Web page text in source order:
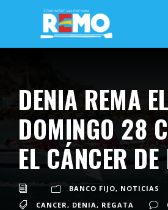
DENIA REMA EL
DOMINGO 28
EL CÁNCER
BANCO FIJO, NOTICIAS
CANCER, DENIA, REGATA